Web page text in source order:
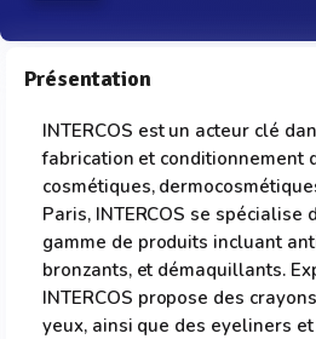
Présentation
INTERCOS est un acteur clé
fabrication et conditionnement
cosmétiques,
Paris, INTERCOS se spécialise
gamme de produits incluant
bronzants, et démaquillants.
INTERCOS propose des
yeux, ainsi que des eyeliners